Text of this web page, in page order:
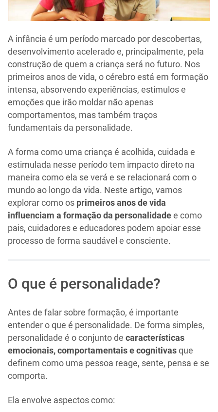
A infância é um período marcado por descobertas,
desenvolvimento acelerado e, principalmente, pela
construção de quem a criança será no futuro. Nos
primeiros anos de vida, o cérebro está em formação
intensa, absorvendo experiências, estímulos e
emoções que irão moldar não apenas
comportamentos, mas também traços
fundamentais da personalidade.
A forma como uma criança é acolhida, cuidada e
estimulada nesse período tem impacto direto na
maneira como ela se verá e se relacionará com o
mundo ao longo da vida. Neste artigo, vamos
explorar como os primeiros anos de vida
influenciam a formação da personalidade e como
pais, cuidadores e educadores podem apoiar esse
processo de forma saudável e consciente.
O que é personalidade?
Antes de falar sobre formação, é importante
entender o que é personalidade. De forma simples,
personalidade é o conjunto de características
emocionais, comportamentais e cognitivas que
definem como uma pessoa reage, sente, pensa e se
comporta.
Ela envolve aspectos como: